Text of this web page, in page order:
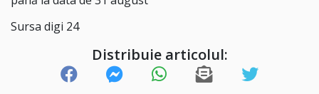
Sursa digi 24
Distribuie articolul: